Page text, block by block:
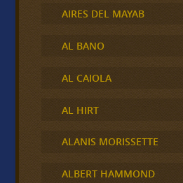
AIRES DEL MAYAB
AL BANO
AL CAIOLA
AL HIRT
ALANIS MORISSETTE
ALBERT HAMMOND